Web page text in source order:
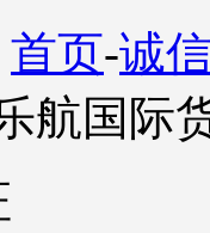
首页-诚
航国际